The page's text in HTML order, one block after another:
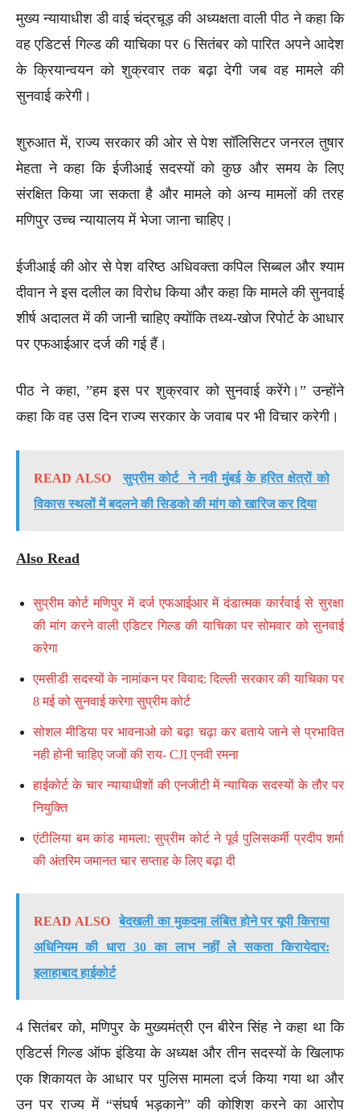
मुख्य न्यायाधीश डी वाई चंद्रचूड़ की अध्यक्षता वाली पीठ ने कहा कि
वह एडिटर्स गिल्ड की याचिका पर 6 सितंबर को पारित अपने आदेश
के क्रियान्वयन को शुक्रवार तक बढ़ा देगी जब वह मामले की
सुनवाई करेगी।
शुरुआत में, राज्य सरकार की ओर से पेश सॉलिसिटर जनरल तुषार
मेहता ने कहा कि ईजीआई सदस्यों को कुछ और समय के लिए
संरक्षित किया जा सकता है और मामले को अन्य मामलों की तरह
मणिपुर उच्च न्यायालय में भेजा जाना चाहिए।
ईजीआई की ओर से पेश वरिष्ठ अधिवक्ता कपिल सिब्बल और श्याम
दीवान ने इस दलील का विरोध किया और कहा कि मामले की सुनवाई
शीर्ष अदालत में की जानी चाहिए क्योंकि तथ्य-खोज रिपोर्ट के आधार
पर एफआईआर दर्ज की गई हैं।
पीठ ने कहा, ”हम इस पर शुक्रवार को सुनवाई करेंगे।” उन्होंने
कहा कि वह उस दिन राज्य सरकार के जवाब पर भी विचार करेगी।
READ ALSO
सुप्रीम कोर्ट ने नवी मुंबई के हरित क्षेत्रों को
विकास स्थलों में बदलने की सिडको की मांग को खारिज कर दिया
Also Read
सुप्रीम कोर्ट मणिपुर में दर्ज एफआईआर में दंडात्मक कार्रवाई से सुरक्षा
की मांग करने वाली एडिटर गिल्ड की याचिका पर सोमवार को सुनवाई
करेगा
एमसीडी सदस्यों के नामांकन पर विवाद: दिल्ली सरकार की याचिका पर
8 मई को सुनवाई करेगा सुप्रीम कोर्ट
सोशल मीडिया पर भावनाओ को बढ़ा चढ़ा कर बताये जाने से प्रभावित
नही होनी चाहिए जजों की राय- CJI एनवी रमना
हाईकोर्ट के चार न्यायाधीशों की एनजीटी में न्यायिक सदस्यों के तौर पर
नियुक्ति
एंटीलिया बम कांड मामला: सुप्रीम कोर्ट ने पूर्व पुलिसकर्मी प्रदीप शर्मा
की अंतरिम जमानत चार सप्ताह के लिए बढ़ा दी
READ ALSO
बेदखली का मुकदमा लंबित होने पर यूपी किराया
अधिनियम की धारा 30 का लाभ नहीं ले सकता किरायेदार:
इलाहाबाद हाईकोर्ट
4 सितंबर को, मणिपुर के मुख्यमंत्री एन बीरेन सिंह ने कहा था कि
एडिटर्स गिल्ड ऑफ इंडिया के अध्यक्ष और तीन सदस्यों के खिलाफ
एक शिकायत के आधार पर पुलिस मामला दर्ज किया गया था और
उन पर राज्य में “संघर्ष भड़काने” की कोशिश करने का आरोप